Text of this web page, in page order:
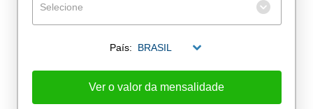
Excelência no mercado de trabalho
Selecione
País: BRASIL
Ver o valor da mensalidade